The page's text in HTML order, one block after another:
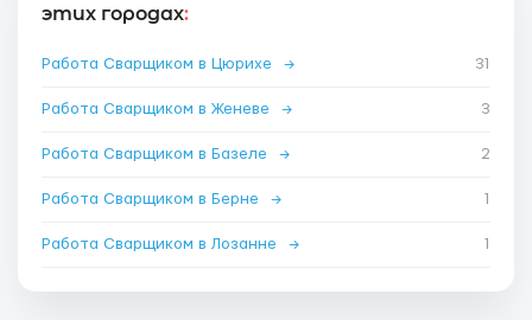
этих городах:
Работа Сварщиком в Цюрихе → 31
Работа Сварщиком в Женеве → 3
Работа Сварщиком в Базеле → 2
Работа Сварщиком в Берне → 1
Работа Сварщиком в Лозанне → 1